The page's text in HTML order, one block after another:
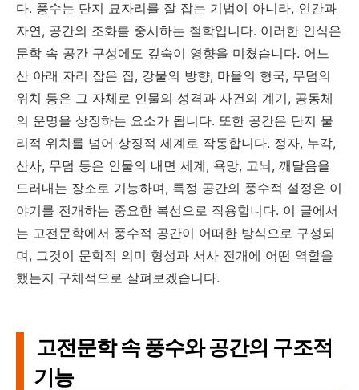
다. 풍수는 단지 묘자리를 잘 잡는 기법이 아니라, 인간과
자연, 공간의 조화를 중시하는 철학입니다. 이러한 인식은
문학 속 공간 구성에도 깊숙이 영향을 미쳤습니다. 어느
산 아래 자리 잡은 집, 강물의 방향, 마을의 형국, 무덤의
위치 등은 그 자체로 인물의 성격과 사건의 계기, 공동체
의 운명을 상징하는 요소가 됩니다. 또한 공간은 단지 물
리적 위치를 넘어 상징적 세계로 작동합니다. 정자, 누각,
산사, 무덤 등은 인물의 내면 세계, 욕망, 고뇌, 깨달음을
드러내는 장소로 기능하며, 특정 공간의 풍수적 설정은 이
야기를 전개하는 중요한 복선으로 작용합니다. 이 글에서
는 고전문학에서 풍수적 공간이 어떠한 방식으로 구성되
며, 그것이 문학적 의미 형성과 서사 전개에 어떤 역할을
했는지 구체적으로 살펴보겠습니다.
고전문학 속 풍수와 공간의 구조적
기능